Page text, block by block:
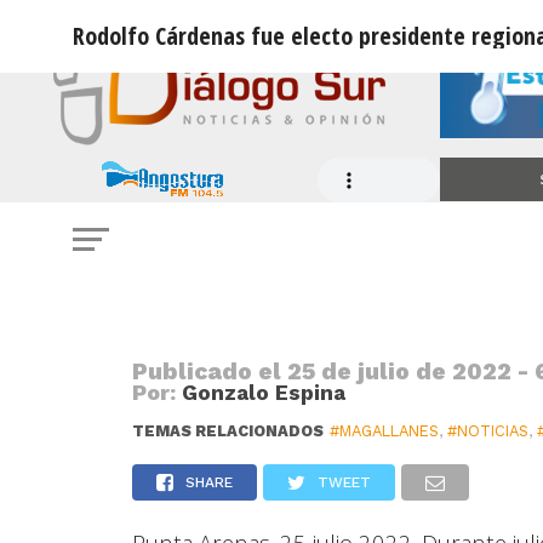
Rodolfo Cárdenas fue electo presidente
Rodolfo Cárdenas fue electo
Publicado el 25 de julio de 2022 -
Por: Gonzalo Espina
TEMAS RELACIONADOS #MAGALLANES,#NOTICIAS,
SHARE TWEET